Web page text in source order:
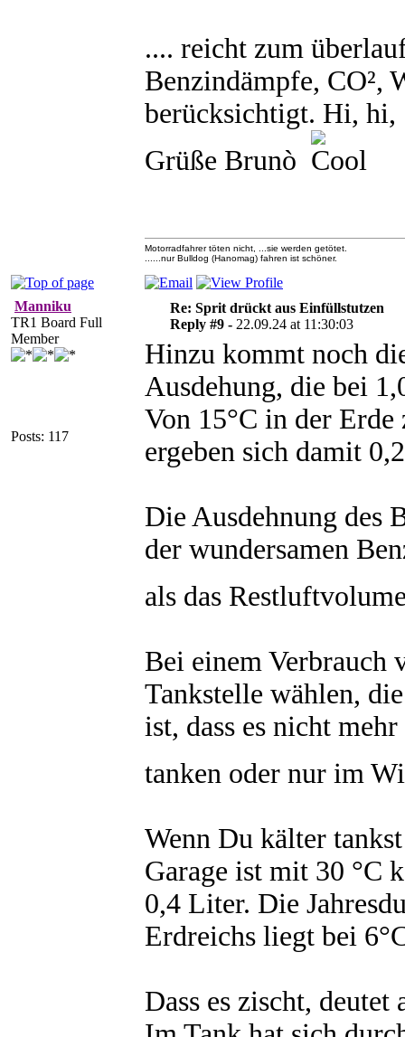
.... reicht zum
Benzindämpfe, CO²,
berücksichtigt. Hi, hi,
Grüße Brunò
Motorradfahrer töten nicht, ...sie werden getötet.
......nur Bulldog (Hanomag) fahren ist schöner.
Manniku
TR1 Board Full
Member
Posts: 117
Re: Sprit drückt aus Einfüllstutzen
Reply #9 - 22.09.24 at 11:30:03
Hinzu kommt noch
Ausdehung, die bei
Von 15°C in der
ergeben sich damit
Die Ausdehnung des
der wundersamen
als das
Bei einem Verbrauch
Tankstelle wählen,
ist, dass es nicht
tanken oder nur im
Wenn Du kälter
Garage ist mit 30 °C
0,4 Liter. Die
Erdreichs liegt bei
Dass es zischt,